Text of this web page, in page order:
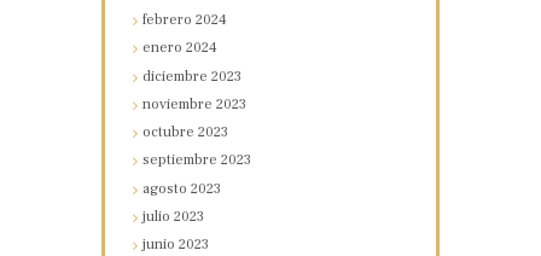
febrero2024
enero2024
diciembre2023
noviembre2023
octubre2023
septiembre2023
agosto2023
julio2023
junio2023